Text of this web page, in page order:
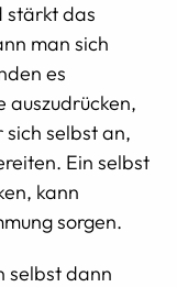
stärkt das
man sich
es
auszudrücken,
selbst an,
Ein selbst
kann
sorgen.
selbst dann